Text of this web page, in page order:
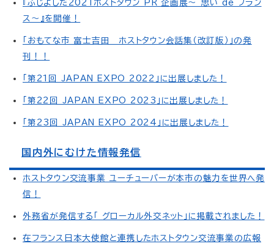
『ふじよしだ2021ホストタウン PR 企画展～ 思い de フラン
ス～』を開催！
「おもてな市 富士吉田 ホストタウン会話集（改訂版）」の発
刊！！
「第21回 JAPAN EXPO 2022」に出展しました！
「第22回 JAPAN EXPO 2023」に出展しました！
「第23回 JAPAN EXPO 2024」に出展しました！
国内外にむけた情報発信
ホストタウン交流事業 ユーチューバーが本市の魅力を世界へ発
信！
外務省が発信する「 グローカル外交ネット」に掲載されました！
在フランス日本大使館と連携したホストタウン交流事業の広報